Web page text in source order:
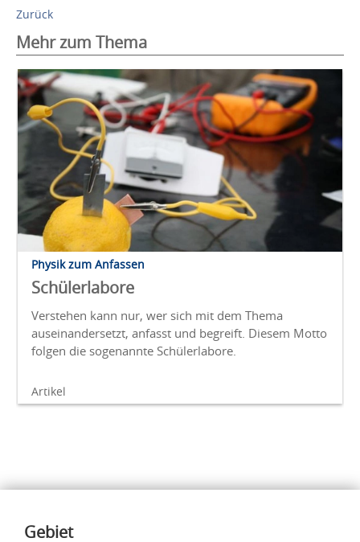
Zurück
Mehr zum Thema
Physik zum Anfassen
Schülerlabore
Verstehen kann nur, wer sich mit dem Thema
auseinandersetzt, anfasst und begreift. Diesem Motto
folgen die sogenannte Schülerlabore.
Artikel
Inhalte
Gebiet